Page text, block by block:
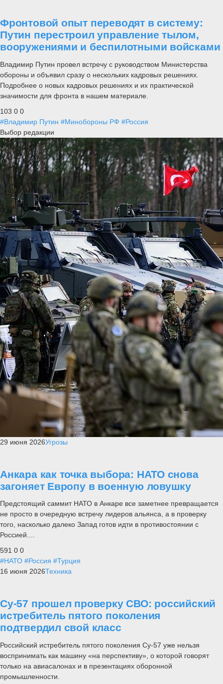
Фронтовой опыт переводят в систему:
Путин перестроил управление тылом,
вооружениями и беспилотными войсками
Владимир Путин провел встречу с руководством Министерства
обороны и объявил сразу о нескольких кадровых решениях.
Подробнее о новых кадровых решениях и их практической
значимости для фронта в нашем материале.
103 0 0
#Владимир Путин #Минобороны РФ #Россия
Выбор редакции
29 июня 2026Угрозы
Анкара как точка выбора: НАТО снова
загоняет Европу в военную ловушку
Предстоящий саммит НАТО в Анкаре все заметнее превращается
не просто в очередную встречу лидеров альянса, а в проверку
того, насколько далеко Запад готов идти в противостоянии с
Россией....
591 0 0
#НАТО #Россия #Турция
16 июня 2026Техника
Су-57 прошел проверку СВО: российский
истребитель пятого поколения
подтвердил свой класс
Российский истребитель пятого поколения Су-57 уже нельзя
воспринимать как машину «на перспективу», о которой говорят
только на авиасалонах и в презентациях оборонной
промышленности.